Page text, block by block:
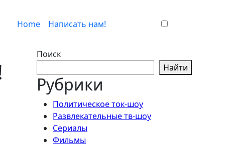
Home Написать нам!
Поиск
Найти
Рубрики
Политическое ток-шоу
Развлекательные тв-шоу
Сериалы
Фильмы